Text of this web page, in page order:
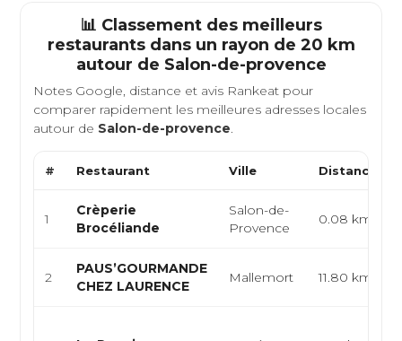
📊 Classement des meilleurs
restaurants dans un rayon de 20 km
autour de Salon-de-provence
Notes Google, distance et avis Rankeat pour
comparer rapidement les meilleures adresses locales
autour de Salon-de-provence.
# Restaurant Ville Distance
1
Crèperie
Brocéliande
Salon-de-
Provence
0.08 km
2
PAUS’GOURMANDE
CHEZ LAURENCE
Mallemort 11.80 km